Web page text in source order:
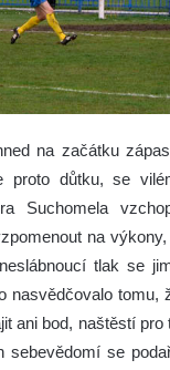
na začátku
proto důtku, se
Suchomela
na
tlak se
nasvědčovalo tomu,
ani bod, naštěstí pro
sebevědomí se